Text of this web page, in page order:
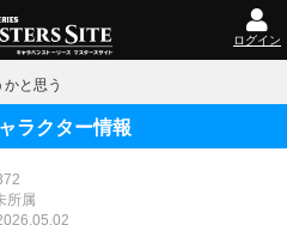
ログイン
かと思う
ラクター情報
所属